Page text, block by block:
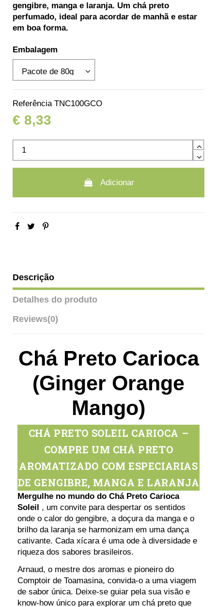
gengibre, manga e laranja. Um chá preto
perfumado, ideal para acordar de manhã e estar
em boa forma.
Embalagem
Referência TNC100GCO
€ 8,33
Adicionar
Descrição
Detalhes do produto
Reviews(0)
Chá Preto Carioca
(Ginger Orange
Mango)
CHÁ PRETO SOLEIL CARIOCA –
COMPRE UM CHÁ PRETO
AROMATIZADO COM ESPECIARIAS
DE GENGIBRE, MANGA E LARANJA
Mergulhe no mundo do Chá Preto Carioca
Soleil , um convite para despertar os sentidos
onde o calor do gengibre, a doçura da manga e o
brilho da laranja se harmonizam em uma dança
cativante. Cada xícara é uma ode à diversidade e
riqueza dos sabores brasileiros.
Arnaud, o mestre dos aromas e pioneiro do
Comptoir de Toamasina, convida-o a uma viagem
de sabor única. Deixe-se guiar pela sua visão e
know-how único para explorar um chá preto que